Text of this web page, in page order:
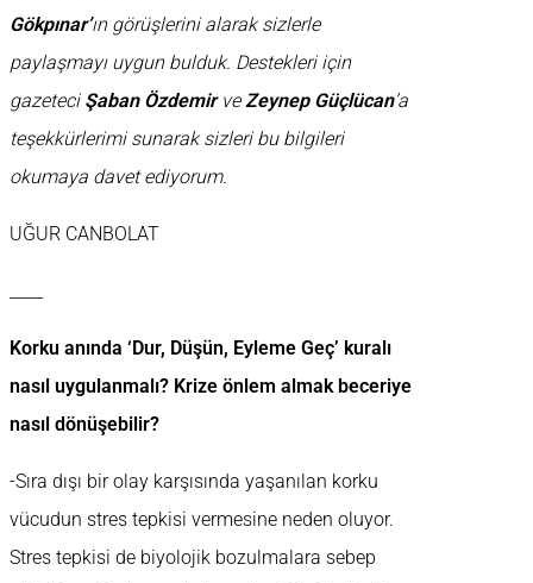
Gökpınar’ın görüşlerini alarak sizlerle
paylaşmayı uygun bulduk. Destekleri için
gazeteci Şaban ÖzdemirveZeynep Güçlücan’a
teşekkürlerimi sunarak sizleri bu bilgileri
okumaya davet ediyorum.
UĞUR CANBOLAT
Korku anında ‘Dur, Düşün, Eyleme Geç’ kuralı
nasıl uygulanmalı? Krize önlem almak beceriye
nasıl dönüşebilir?
-Sıra dışı bir olay karşısında yaşanılan korku
vücudun stres tepkisi vermesine neden oluyor.
Stres tepkisi de biyolojik bozulmalara sebep